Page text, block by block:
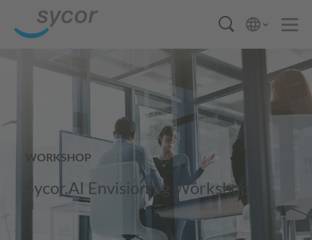
WORKSHOP
Sycor.AI Envisioning Workshop